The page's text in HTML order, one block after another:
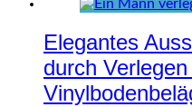
Elegantes
durch